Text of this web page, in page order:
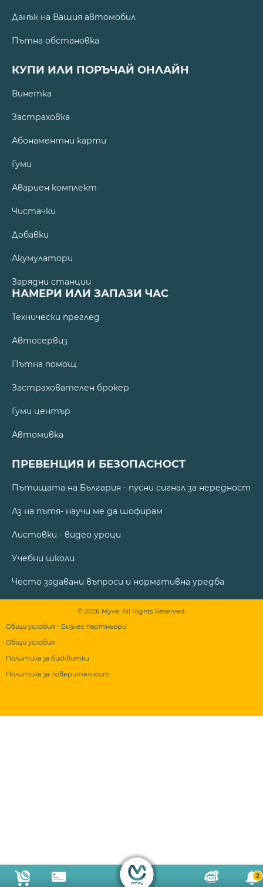
2
Данък на Вашия автомобил
Пътна обстановка
КУПИ ИЛИ ПОРЪЧАЙ ОНЛАЙН
Винетка
Застраховка
Абонаментни карти
Гуми
Авариен комплект
Чистачки
Добавки
Акумулатори
Зарядни станции
НАМЕРИ ИЛИ ЗАПАЗИ ЧАС
Технически преглед
Автосервиз
Пътна помощ
Застрахователен брокер
Гуми център
Автомивка
ПРЕВЕНЦИЯ И БЕЗОПАСНОСТ
Пътищата на България - пусни сигнал за нередност
Аз на пътя- научи ме да шофирам
Листовки - видео уроци
Учебни школи
Често задавани въпроси и нормативна уредба
© 2026 Myve. All Rights Reserved.
Общи условия - Бизнес партньори
Общи условия
Политика за бисквитки
Политика за поверителност